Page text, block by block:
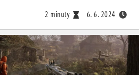
2 minuty 6. 6. 2024